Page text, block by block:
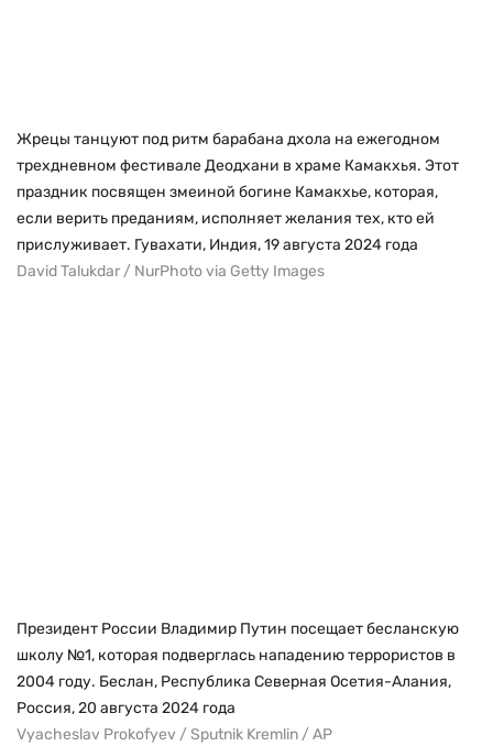
Жрецы танцуют под ритм барабана дхола на ежегодном
трехдневном фестивале Деодхани в храме Камакхья. Этот
праздник посвящен змеиной богине Камакхье, которая,
если верить преданиям, исполняет желания тех, кто ей
прислуживает. Гувахати, Индия, 19 августа 2024 года
David Talukdar / NurPhoto via Getty Images
Президент России Владимир Путин посещает бесланскую
школу №1, которая подверглась нападению террористов в
2004 году. Беслан, Республика Северная Осетия-Алания,
Россия, 20 августа 2024 года
Vyacheslav Prokofyev / Sputnik Kremlin / AP